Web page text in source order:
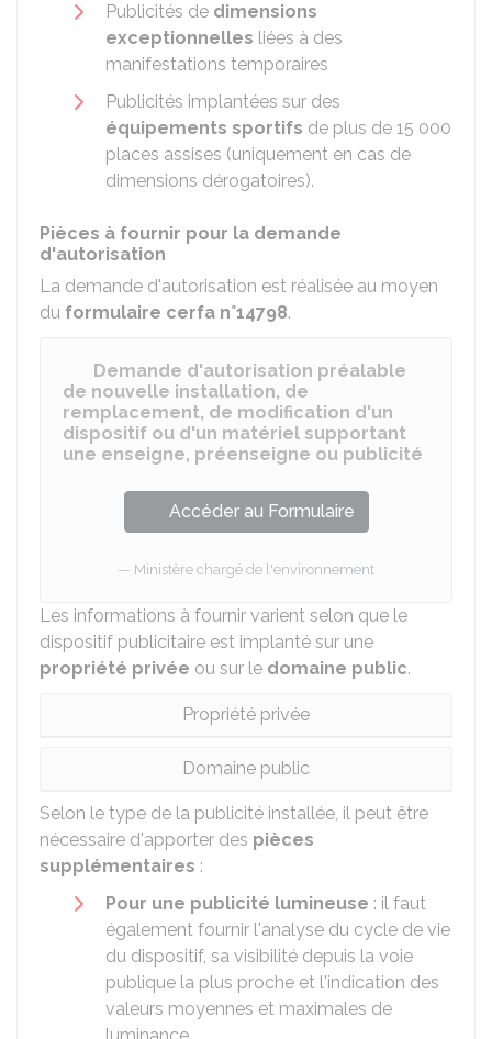
Publicités de dimensions
exceptionnelles liées à des
manifestations temporaires
Publicités implantées sur des
équipements sportifs de plus de 15 000
places assises (uniquement en cas de
dimensions dérogatoires).
Pièces à fournir pour la demande
d'autorisation
La demande d'autorisation est réalisée au moyen
du formulaire cerfa n°14798.
Demande d'autorisation préalable
de nouvelle installation, de
remplacement, de modification d'un
dispositif ou d'un matériel supportant
une enseigne, préenseigne ou publicité
Accéder au Formulaire
Ministère chargé de l'environnement
Les informations à fournir varient selon que le
dispositif publicitaire est implanté sur une
propriété privée ou sur le domaine public.
Propriété privée
Domaine public
Selon le type de la publicité installée, il peut être
nécessaire d'apporter des pièces
supplémentaires :
Pour une publicité lumineuse : il faut
également fournir l'analyse du cycle de vie
du dispositif, sa visibilité depuis la voie
publique la plus proche et l'indication des
valeurs moyennes et maximales de